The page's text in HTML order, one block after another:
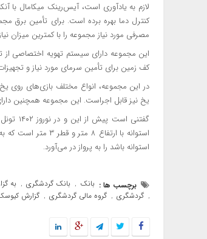
لازم به یادآوری است، آیس‌رینک میکامال با
مصرفی مورد نیاز مجموعه را با کمترین میزان
کف زمین برای تأمین سرمای مورد نیاز و
در این مجموعه، انواع مختلف بازی‌های روی یخ
یخ نیز قابل اجراست. این مجموعه همچنین
استوانه با
استوانه باشد را به پرواز در می‌آورد.
برچسب ها : بانک , بانک گردشگری , به
, گردشگری , گروه مالی گردشگری , گزارش